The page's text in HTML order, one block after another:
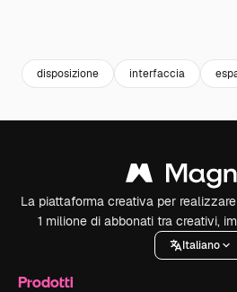
disposizione interfaccia
La piattaforma creativa per
1 milione di abbonati tra creativi,
Italiano
Prodotti